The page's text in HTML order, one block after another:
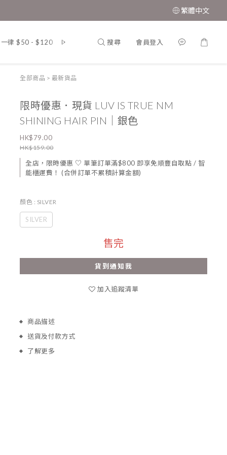
繁體中文
一律 $50 - $120 韓 國．東 大 門．男 女 裝 MUAH MUAH．韓國
搜尋 會員登入
全部商品 > 最新貨品
限時優惠．現貨 LUV IS TRUE NM
SHINING HAIR PIN｜銀色
HK$79.00
HK$159.00
全店，限時優惠 ♡ 單筆訂單滿$800 即享免順豐自取點 / 智
能櫃運費！ (合併訂單不累積計算金額)
顏色 : SILVER
SILVER
售完
貨到通知我
加入追蹤清單
商品描述
送貨及付款方式
了解更多